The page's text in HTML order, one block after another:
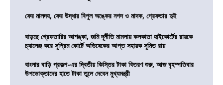
ফের মালদহ, ফের উদ্ধার বিপুল অঙ্কের নগদ ও মাদক, গ্রেফতার দুই
বাড়ছে গ্রেফতারির আশঙ্কা, জমি দূর্নীতি মামলায় কলকাতা হাইকোর্টের রায়কে
চ্যালেঞ্জ করে সুপ্রিম কোর্টে অভিষেকের আপ্ত সহায়ক সুমিত রায়
বাংলার বাড়ি প্রকল্প-এর দ্বিতীয় কিস্তির টাকা বিতরণ শুরু, আজ বৃহস্পতিবার
উপভোক্তাদের হাতে টাকা তুলে দেবেন মুখ্যমন্ত্রী